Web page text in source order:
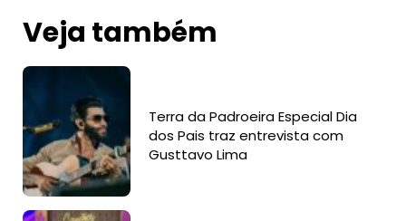
Veja também
Terra da Padroeira Especial Dia
dos Pais traz entrevista com
Gusttavo Lima